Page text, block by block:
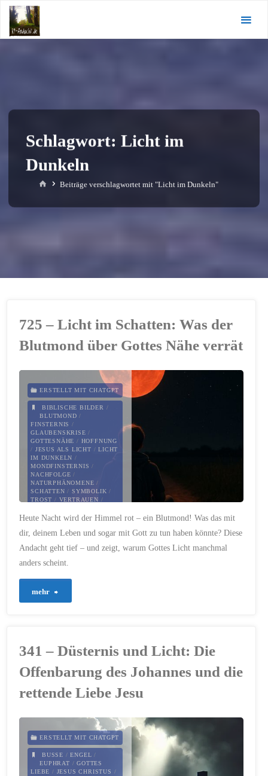
Zum
Inhalt
springen
Schlagwort:Licht im
Dunkeln
StartBeiträge verschlagwortet mit "Licht im Dunkeln"
725 – Licht im Schatten: Was der
Blutmond über Gottes Nähe verrät
ERSTELLT MIT CHATGPT
BIBLISCHE BILDER /
BLUTMOND /
FINSTERNIS /
GLAUBENSKRISE /
GOTTESNÄHE / HOFFNUNG
/ JESUS ALS LICHT /LICHT
IM DUNKELN /
MONDFINSTERNIS /
NACHFOLGE /
NATURPHÄNOMENE /
SCHATTEN / SYMBOLIK /
TROST / VERTRAUEN /
Heute Nacht wird der Himmel rot – ein Blutmond! Was das mit
dir, deinem Leben und sogar mit Gott zu tun haben könnte? Diese
Andacht geht tief – und zeigt, warum Gottes Licht manchmal
anders scheint.
mehr
Schatten:
der
Blutmond
341 – Düsternis und Licht: Die
Offenbarung des Johannes und die
rettende Liebe Jesu
ERSTELLT MIT CHATGPT
BUSSE /ENGEL /
EUPHRAT /GOTTES
LIEBE / JESUS CHRISTUS /